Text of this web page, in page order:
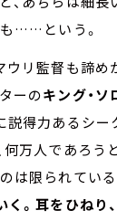
……という。
ウリ監督も諦め
ーのキング・ソ
説得力あるシ
何万人であろう
は限られている
く。耳をひね